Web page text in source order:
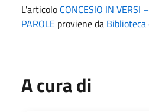
L'articolo CONCESIO IN VERSI
PAROLE proviene da Biblioteca
A cura di